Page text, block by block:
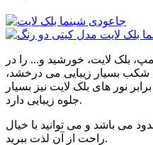
بلک لایت، خورشید و... را در
شکب بسیار زیبایی می درخشد،
نور های بلک لایت نیز بسیار
جلوه زیبایی دارد.
می باشد و می توانید با خیال
راحت از آن لذت ببرید.